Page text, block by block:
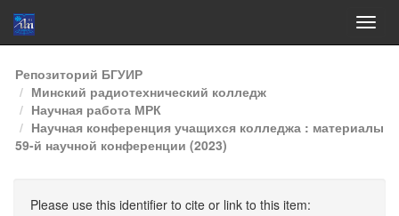
Skip
navigation
Репозиторий БГУИР
Минский радиотехнический колледж
Научная работа МРК
Научная конференция учащихся колледжа : материалы
59-й научной конференции (2023)
Please use this identifier to cite or link to this item: